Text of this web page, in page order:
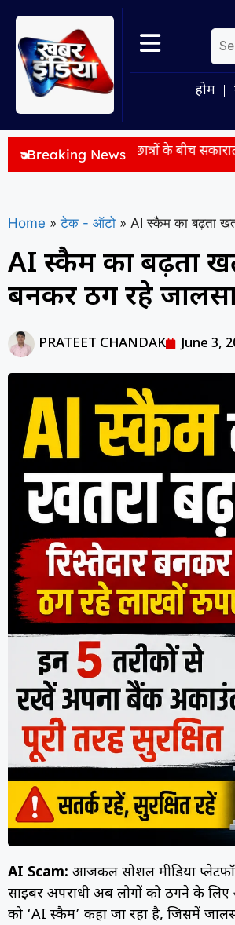
होम
Breaking News
और छात्रों के बीच सकारात्मक वार्ता, मांगें
Home » टेक - ऑटो » AI स्कैम का बढ़ता
AI स्कैम का बढ़ता
बनकर ठग रहे
PRATEET CHANDAK June 3,
AI Scam: आजकल सोशल मीडिया
साइबर अपराधी अब लोगों को ठगने के
को ‘AI स्कैम’ कहा जा रहा है, जिसमें